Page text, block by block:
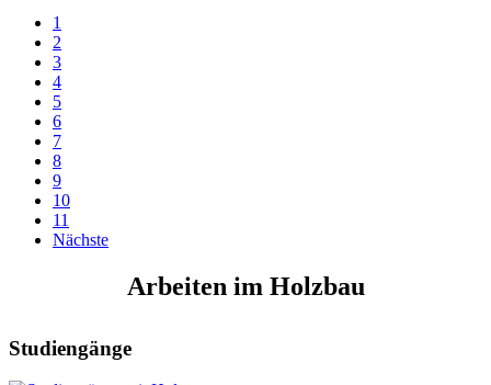
1
2
3
4
5
6
7
8
9
10
11
Nächste
Arbeiten im Holzbau
Studiengänge